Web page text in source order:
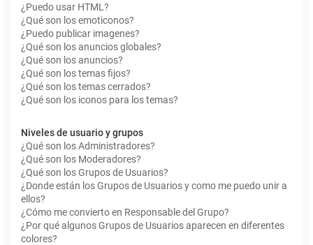
¿Puedo usar HTML?
¿Qué son los emoticonos?
¿Puedo publicar imagenes?
¿Qué son los anuncios globales?
¿Qué son los anuncios?
¿Qué son los temas fijos?
¿Qué son los temas cerrados?
¿Qué son los iconos para los temas?
Niveles de usuario y grupos
¿Qué son los Administradores?
¿Qué son los Moderadores?
¿Qué son los Grupos de Usuarios?
¿Donde están los Grupos de Usuarios y como me puedo unir a
ellos?
¿Cómo me convierto en Responsable del Grupo?
¿Por qué algunos Grupos de Usuarios aparecen en diferentes
colores?